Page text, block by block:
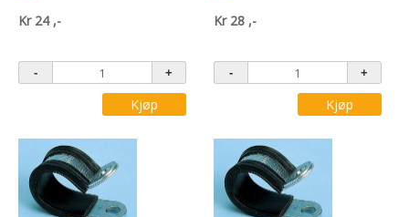
Kr 24 ,-
Kjøp
Kr 28 ,-
Kjøp